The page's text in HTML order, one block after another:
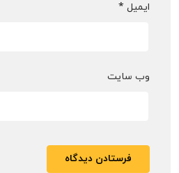
ایمیل *
وب‌ سایت